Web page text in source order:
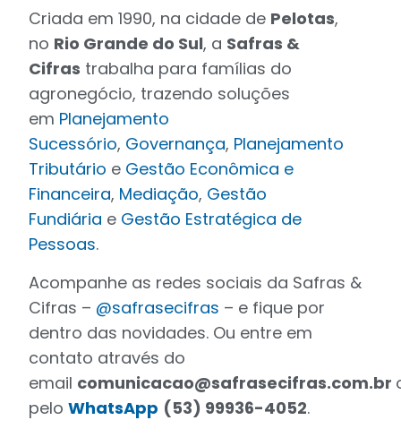
Criada em 1990, na cidade de Pelotas,
no Rio Grande do Sul, a Safras &
Cifras trabalha para famílias do
agronegócio, trazendo soluções
em Planejamento
Sucessório, Governança, Planejamento
Tributário e Gestão Econômica e
Financeira, Mediação, Gestão
Fundiária e Gestão Estratégica de
Pessoas.
Acompanhe as redes sociais da Safras &
Cifras – @safrasecifras – e fique por
dentro das novidades. Ou entre em
contato através do
email comunicacao@safrasecifras.com.br
peloWhatsApp (53) 99936-4052.